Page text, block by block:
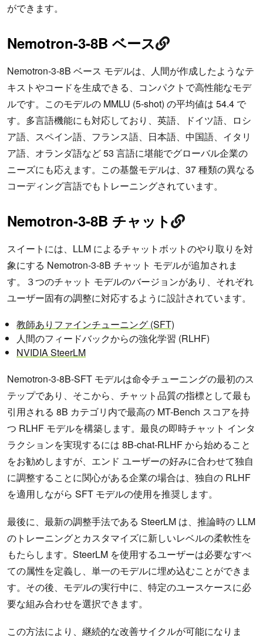
ができます。
Nemotron-3-8B ベース
Nemotron-3-8B ベース モデルは、人間が作成したようなテ
キストやコードを生成できる、コンパクトで高性能なモデ
ルです。このモデルの MMLU (5-shot) の平均値は 54.4 で
す。多言語機能にも対応しており、英語、ドイツ語、ロシ
ア語、スペイン語、フランス語、日本語、中国語、イタリ
ア語、オランダ語など 53 言語に堪能でグローバル企業の
ニーズにも応えます。この基盤モデルは、37 種類の異なる
コーディング言語でもトレーニングされています。
Nemotron-3-8B チャット
スイートには、LLM によるチャットボットのやり取りを対
象にする Nemotron-3-8B チャット モデルが追加されま
す。３つのチャット モデルのバージョンがあり、それぞれ
ユーザー固有の調整に対応するように設計されています。
教師ありファインチューニング (SFT)
人間のフィードバックからの強化学習 (RLHF)
NVIDIA SteerLM
Nemotron-3-8B-SFT モデルは命令チューニングの最初のス
テップであり、そこから、チャット品質の指標として最も
引用される 8B カテゴリ内で最高の MT-Bench スコアを持
つ RLHF モデルを構築します。最良の即時チャット インタ
ラクションを実現するには 8B-chat-RLHF から始めること
をお勧めしますが、エンド ユーザーの好みに合わせて独自
に調整することに関心がある企業の場合は、独自の RLHF
を適用しながら SFT モデルの使用を推奨します。
最後に、最新の調整手法である SteerLM は、推論時の LLM
のトレーニングとカスタマイズに新しいレベルの柔軟性を
もたらします。SteerLM を使用するユーザーは必要なすべ
ての属性を定義し、単一のモデルに埋め込むことができま
す。その後、モデルの実行中に、特定のユースケースに必
要な組み合わせを選択できます。
この方法により、継続的な改善サイクルが可能になりま